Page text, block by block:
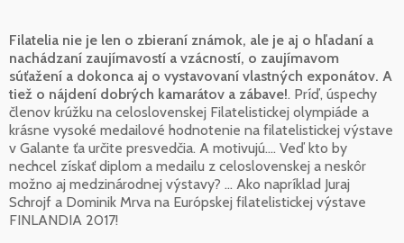
Filatelia nie je len o zbieraní známok, ale je aj o hľadaní a
nachádzaní zaujímavostí a vzácností, o zaujímavom
súťažení a dokonca aj o vystavovaní vlastných exponátov. A
tiež o nájdení dobrých kamarátov a zábave!. Príď, úspechy
členov krúžku na celoslovenskej Filatelistickej olympiáde a
krásne vysoké medailové hodnotenie na filatelistickej výstave
v Galante ťa určite presvedčia. A motivujú.... Veď kto by
nechcel získať diplom a medailu z celoslovenskej a neskôr
možno aj medzinárodnej výstavy? ... Ako napríklad Juraj
Schrojf a Dominik Mrva na Európskej filatelistickej výstave
FINLANDIA 2017!